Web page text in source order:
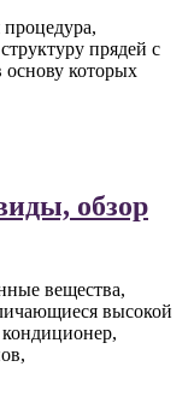
прядей с
которых
обзор
вещества,
высокой